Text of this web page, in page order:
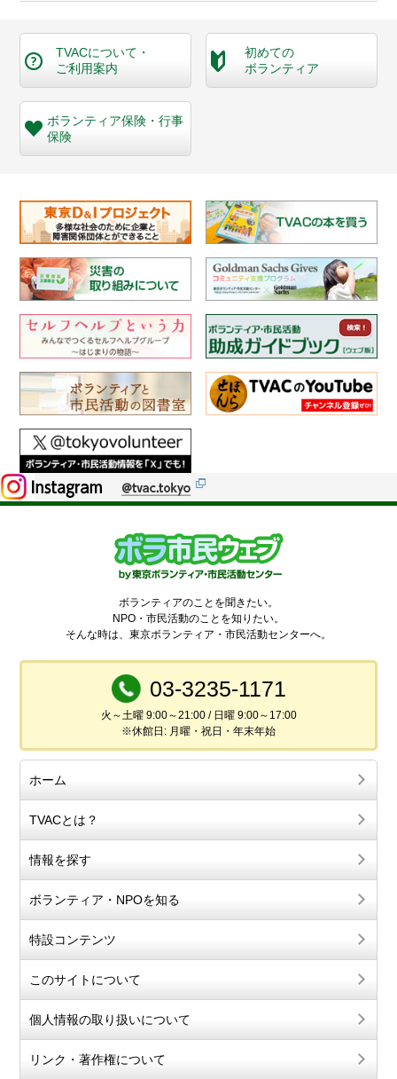
TVACについて・
ご利用案内
初めての
ボランティア
ボランティア保険・行事
保険
ボランティアのことを聞きたい。
NPO・市民活動のことを知りたい。
そんな時は、東京ボランティア・市民活動センターへ。
03-3235-1171
火～土曜 9:00～21:00 / 日曜 9:00～17:00
※休館日: 月曜・祝日・年末年始
ホーム
TVACとは？
情報を探す
ボランティア・NPOを知る
特設コンテンツ
このサイトについて
個人情報の取り扱いについて
リンク・著作権について